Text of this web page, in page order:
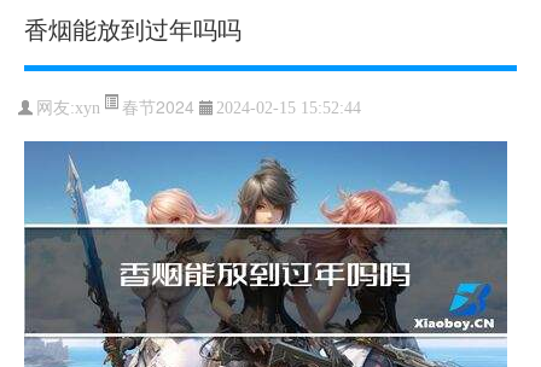
香烟能放到过年吗吗
网友:xyn 春节2024 2024-02-15 15:52:44